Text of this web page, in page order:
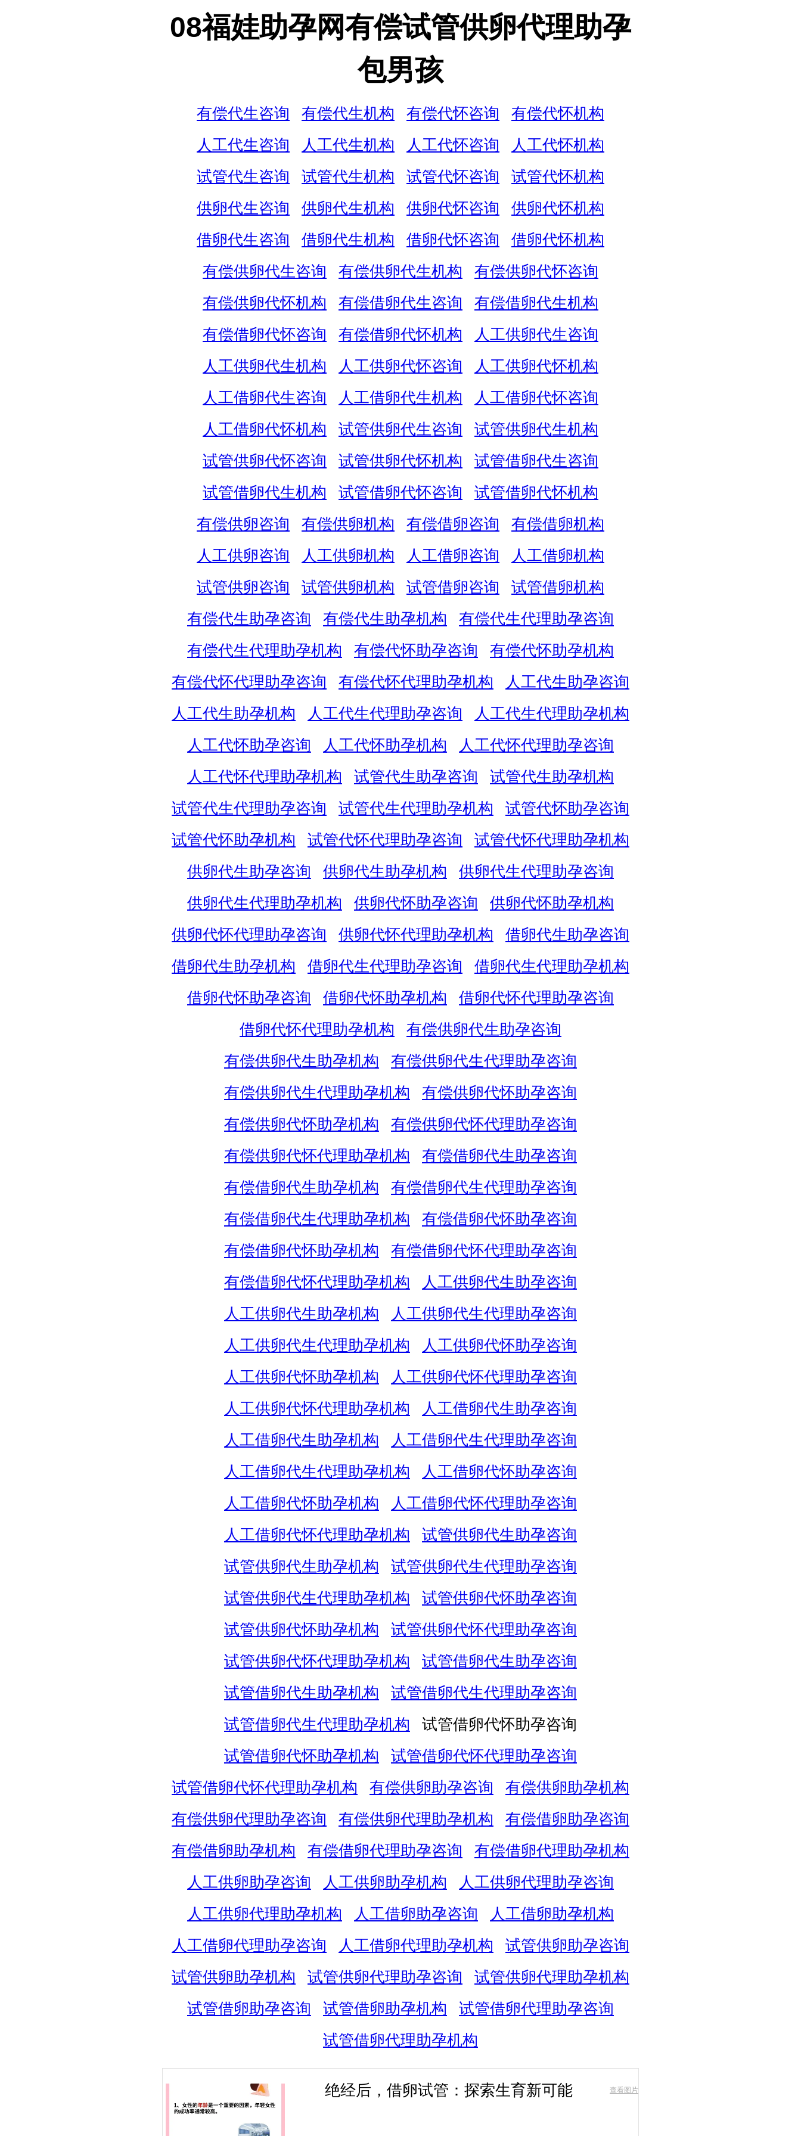
08福娃助孕网有偿试管供卵代理助孕
包男孩
有偿代生咨询 有偿代生机构 有偿代怀咨询
有偿代怀机构
人工代生咨询
人工代生机构 人工代怀咨询
人工代怀机构
试管代生咨询
试管代生机构 试管代怀咨询
试管代怀机构
供卵代生咨询
供卵代生机构 供卵代怀咨询
供卵代怀机构
借卵代生咨询
借卵代生机构 借卵代怀咨询
借卵代怀机构
有偿供卵代生咨询
有偿供卵代生机构
有偿供卵代怀咨询
有偿供卵代怀机构
有偿借卵代生咨询
有偿借卵代生机构
有偿借卵代怀咨询
有偿借卵代怀机构
人工供卵代生咨询
人工供卵代生机构
人工供卵代怀咨询
人工供卵代怀机构
人工借卵代生咨询
人工借卵代生机构
人工借卵代怀咨询
人工借卵代怀机构
试管供卵代生咨询
试管供卵代生机构
试管供卵代怀咨询
试管供卵代怀机构
试管借卵代生咨询
试管借卵代生机构
试管借卵代怀咨询
试管借卵代怀机构
有偿供卵咨询
有偿供卵机构 有偿借卵咨询
有偿借卵机构
人工供卵咨询
人工供卵机构 人工借卵咨询
人工借卵机构
试管供卵咨询
试管供卵机构 试管借卵咨询
试管借卵机构
有偿代生助孕咨询
有偿代生助孕机构
有偿代生代理助孕咨询
有偿代生代理助孕机构
有偿代怀助孕咨询
有偿代怀助孕机构
有偿代怀代理助孕咨询
有偿代怀代理助孕机构
人工代生助孕咨询
人工代生助孕机构
人工代生代理助孕咨询
人工代生代理助孕机构
人工代怀助孕咨询
人工代怀助孕机构
人工代怀代理助孕咨询
人工代怀代理助孕机构
试管代生助孕咨询
试管代生助孕机构
试管代生代理助孕咨询
试管代生代理助孕机构
试管代怀助孕咨询
试管代怀助孕机构
试管代怀代理助孕咨询
试管代怀代理助孕机构
供卵代生助孕咨询
供卵代生助孕机构
供卵代生代理助孕咨询
供卵代生代理助孕机构
供卵代怀助孕咨询
供卵代怀助孕机构
供卵代怀代理助孕咨询
供卵代怀代理助孕机构
借卵代生助孕咨询
借卵代生助孕机构
借卵代生代理助孕咨询
借卵代生代理助孕机构
借卵代怀助孕咨询
借卵代怀助孕机构
借卵代怀代理助孕咨询
借卵代怀代理助孕机构
有偿供卵代生助孕咨询
有偿供卵代生助孕机构
有偿供卵代生代理助孕咨询
有偿供卵代生代理助孕机构
有偿供卵代怀助孕咨询
有偿供卵代怀助孕机构
有偿供卵代怀代理助孕咨询
有偿供卵代怀代理助孕机构
有偿借卵代生助孕咨询
有偿借卵代生助孕机构
有偿借卵代生代理助孕咨询
有偿借卵代生代理助孕机构
有偿借卵代怀助孕咨询
有偿借卵代怀助孕机构
有偿借卵代怀代理助孕咨询
有偿借卵代怀代理助孕机构
人工供卵代生助孕咨询
人工供卵代生助孕机构
人工供卵代生代理助孕咨询
人工供卵代生代理助孕机构
人工供卵代怀助孕咨询
人工供卵代怀助孕机构
人工供卵代怀代理助孕咨询
人工供卵代怀代理助孕机构
人工借卵代生助孕咨询
人工借卵代生助孕机构
人工借卵代生代理助孕咨询
人工借卵代生代理助孕机构
人工借卵代怀助孕咨询
人工借卵代怀助孕机构
人工借卵代怀代理助孕咨询
人工借卵代怀代理助孕机构
试管供卵代生助孕咨询
试管供卵代生助孕机构
试管供卵代生代理助孕咨询
试管供卵代生代理助孕机构
试管供卵代怀助孕咨询
试管供卵代怀助孕机构
试管供卵代怀代理助孕咨询
试管供卵代怀代理助孕机构
试管借卵代生助孕咨询
试管借卵代生助孕机构
试管借卵代生代理助孕咨询
试管借卵代生代理助孕机构
试管借卵代怀助孕咨询
试管借卵代怀助孕机构
试管借卵代怀代理助孕咨询
试管借卵代怀代理助孕机构
有偿供卵助孕咨询
有偿供卵助孕机构
有偿供卵代理助孕咨询
有偿供卵代理助孕机构
有偿借卵助孕咨询
有偿借卵助孕机构
有偿借卵代理助孕咨询
有偿借卵代理助孕机构
人工供卵助孕咨询
人工供卵助孕机构
人工供卵代理助孕咨询
人工供卵代理助孕机构
人工借卵助孕咨询
人工借卵助孕机构
人工借卵代理助孕咨询
人工借卵代理助孕机构
试管供卵助孕咨询
试管供卵助孕机构
试管供卵代理助孕咨询
试管供卵代理助孕机构
试管借卵助孕咨询
试管借卵助孕机构
试管借卵代理助孕咨询
试管借卵代理助孕机构
绝经后，借卵试管：探索生育新可能 查看图片